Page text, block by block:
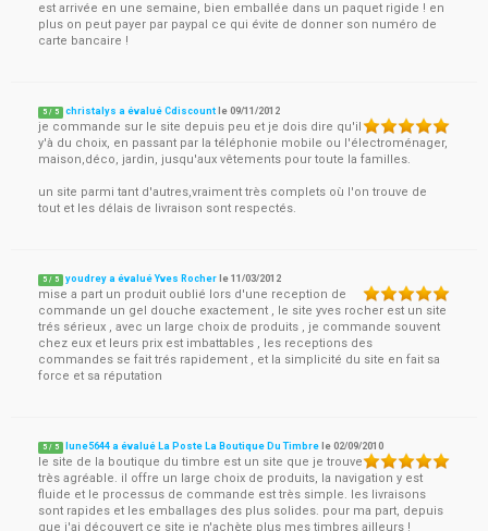
est arrivée en une semaine, bien emballée dans un paquet rigide ! en
plus on peut payer par paypal ce qui évite de donner son numéro de
carte bancaire !
5 / 5 christalys a évalué Cdiscount le09/11/2012
je commande sur le site depuis peu et je dois dire qu'il
y'à du choix, en passant par la téléphonie mobile ou l'électroménager,
maison,déco, jardin, jusqu'aux vêtements pour toute la familles.
un site parmi tant d'autres,vraiment très complets où l'on trouve de
tout et les délais de livraison sont respectés.
5 / 5 youdrey a évalué Yves Rocher le11/03/2012
mise a part un produit oublié lors d'une reception de
commande un gel douche exactement , le site yves rocher est un site
trés sérieux , avec un large choix de produits , je commande souvent
chez eux et leurs prix est imbattables , les receptions des
commandes se fait trés rapidement , et la simplicité du site en fait sa
force et sa réputation
5 / 5 lune5644 a évalué La Poste La Boutique Du Timbre le02/09/2010
le site de la boutique du timbre est un site que je trouve
très agréable. il offre un large choix de produits, la navigation y est
fluide et le processus de commande est très simple. les livraisons
sont rapides et les emballages des plus solides. pour ma part, depuis
que j'ai découvert ce site je n'achète plus mes timbres ailleurs !